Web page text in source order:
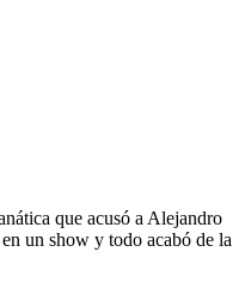
que acusó a Alejandro
un show y todo acabó de la